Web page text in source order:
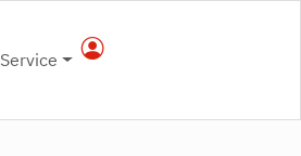
Service